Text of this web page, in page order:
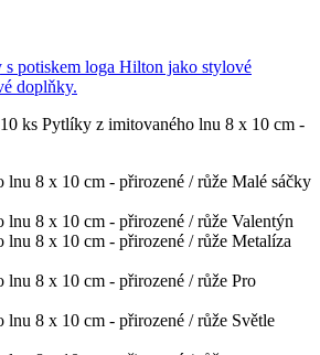
10 ks Pytlíky z imitovaného lnu 8 x 10 cm -